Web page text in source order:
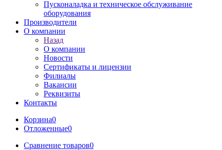
Пусконаладка и техническое обслуживание
оборудования
Производители
О компании
Назад
О компании
Новости
Сертификаты и лицензии
Филиалы
Вакансии
Реквизиты
Контакты
Корзина0
Отложенные0
Сравнение товаров0